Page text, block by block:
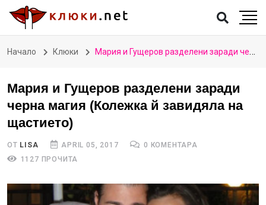
Начало Клюки Мария и Гущеров разделени заради черна магия (Колежка й завидяла на щастието)
Мария и Гущеров разделени заради
черна магия (Колежка й завидяла на
щастието)
ОТ LISA APRIL 05, 2017
0 КОМЕНТАРА
1127 ПРОЧИТА